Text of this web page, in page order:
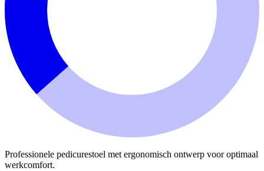
Professionele pedicurestoel met ergonomisch ontwerp voor optimaal
werkcomfort.